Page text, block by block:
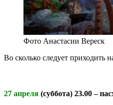
Фото Анастасии Вереск
Во сколько следует приходить
27 апреля (суббота) 23.00–